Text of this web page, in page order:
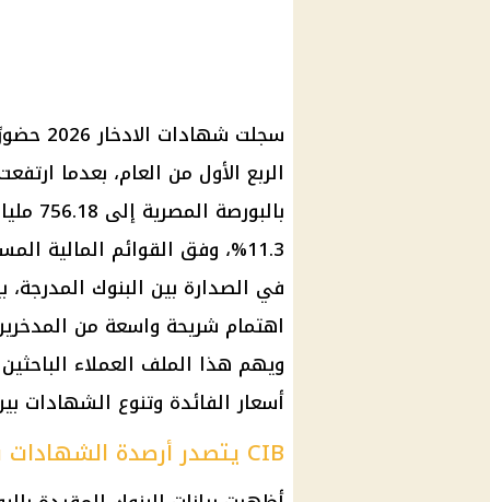
سجلت
الربع الأول من العام، بعدما
في الصدارة بين البنوك
اهتمام شريحة واسعة من
ويهم هذا الملف العملاء
أسعار الفائدة وتنوع الشهادات
CIB يتصدر أرصدة الشهادات بين بنوك البورصة